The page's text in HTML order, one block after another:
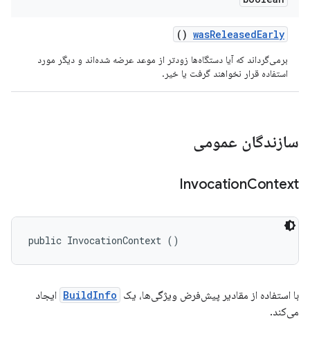
wasReleasedEarly
()
برمی‌گرداند که آیا دستگاه‌ها زودتر از موعد عرضه شده‌اند و دیگر مورد
استفاده قرار نخواهند گرفت یا خیر.
سازندگان عمومی
InvocationContext
public InvocationContext ()
با استفاده از مقادیر پیش‌فرض ویژگی‌ها، یک BuildInfo ایجاد
می‌کند.